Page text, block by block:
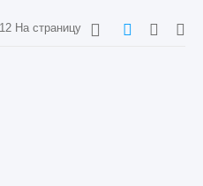
12 На страницу